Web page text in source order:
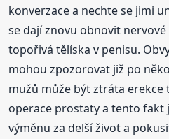
konverzace a nechte se jimi
se dají znovu obnovit
topořivá tělíska v penisu.
mohou zpozorovat již po
mužů může být ztráta erekce
operace prostaty a tento
výměnu za delší život a